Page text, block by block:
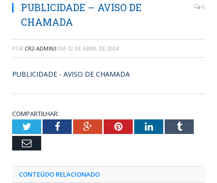
PUBLICIDADE – AVISO DE
CHAMADA
0
POR CR2-ADMIN3 EM 12 DE ABRIL DE 2024
PUBLICIDADE - AVISO DE CHAMADA
COMPARTILHAR:
TwitterFacebookGoogle+PinterestLinkedInTumblr
Email
CONTEÚDO RELACIONADO